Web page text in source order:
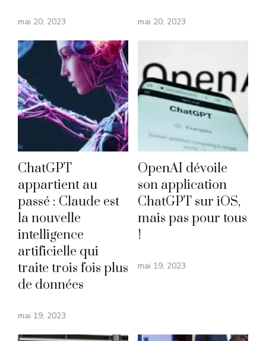
mai 20, 2023 mai 20, 2023
ChatGPT
appartient au
passé : Claude est
la nouvelle
intelligence
artificielle qui
traite trois fois plus
de données
mai 19, 2023
OpenAI dévoile
son application
ChatGPT sur iOS,
mais pas pour tous
!
mai 19, 2023